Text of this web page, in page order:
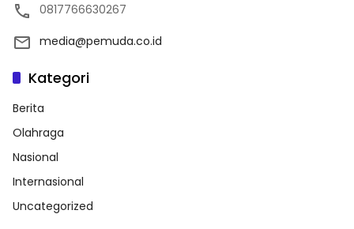
0817766630267
media@pemuda.co.id
Kategori
Berita
Olahraga
Nasional
Internasional
Uncategorized